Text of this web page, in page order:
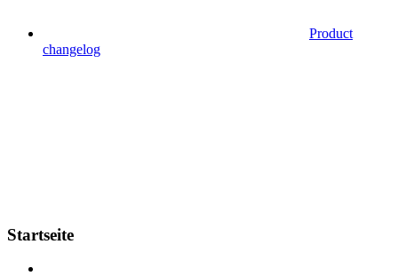
Product
changelog
Startseite